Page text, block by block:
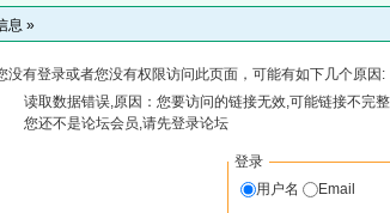
息 »
没有登录或者您没有权限访问此页面，可能有如下几个原因:
读取数据错误,原因：您要访问的链接无效,可能链接不完
您还不是论坛会员,请先登录论坛
登录
用户名
Email